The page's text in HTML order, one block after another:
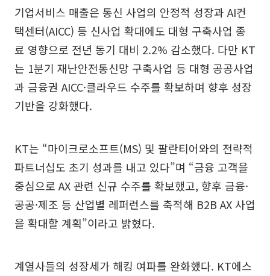
기업서비스 매출은 통신 사업의 안정적 성장과 AI컨
택센터(AICC) 등 신사업 확대에도 대형 구축사업 종
료 영향으로 전년 동기 대비 2.2% 감소했다. 다만 KT
는 1분기 재난안전통신망 구축사업 등 대형 공공사업
과 금융권 AICC·클라우드 수주를 확보하며 향후 성장
기반을 강화했다.
KT는 “마이크로소프트(MS) 및 팔란티어와의 전략적
파트너십도 초기 성과를 내고 있다”며 “금융 고객을
중심으로 AX 관련 신규 수주를 확보했고, 향후 금융·
공공·제조 등 산업별 레퍼런스를 축적해 B2B AX 사업
을 확대할 계획”이라고 밝혔다.
계열사들의 성장세가 해킹 여파를 완화했다. KT에스